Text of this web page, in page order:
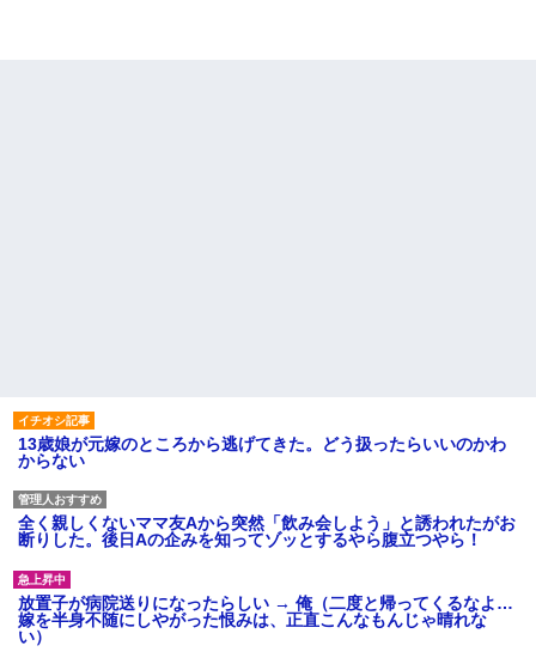
13歳娘が元嫁のところから逃げてきた。どう扱ったらいいのかわ
からない
全く親しくないママ友Aから突然「飲み会しよう」と誘われたがお
断りした。後日Aの企みを知ってゾッとするやら腹立つやら！
放置子が病院送りになったらしい → 俺（二度と帰ってくるなよ…
嫁を半身不随にしやがった恨みは、正直こんなもんじゃ晴れな
い）